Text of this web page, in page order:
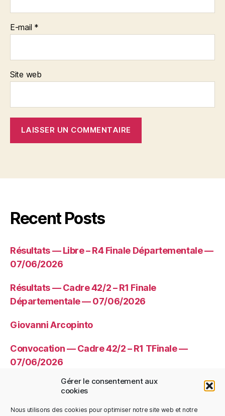
Gérer le consentement aux
cookies
Nous utilisons des cookies pour optimiser notre site web et notre
E-mail *
Site web
Recent Posts
Résultats — Libre – R4 Finale Départementale —
07/06/2026
Résultats — Cadre 42/2 – R1 Finale
Départementale — 07/06/2026
Giovanni Arcopinto
Convocation — Cadre 42/2 – R1 TFinale —
07/06/2026
Convocation — Libre – R4 TFinale —